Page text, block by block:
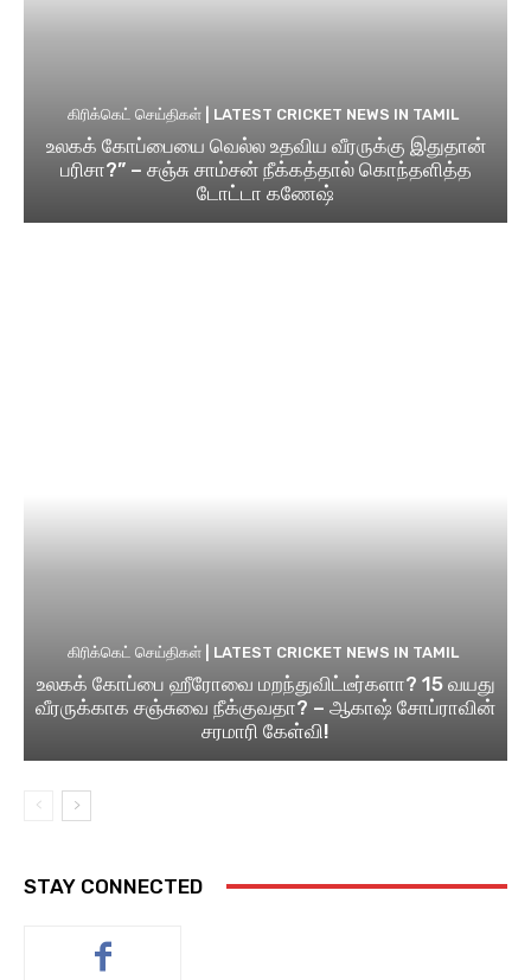
கிரிக்கெட் செய்திகள் | LATEST CRICKET NEWS IN TAMIL
உலகக் கோப்பையை வெல்ல உதவிய வீரருக்கு இதுதான்
பரிசா?” – சஞ்சு சாம்சன் நீக்கத்தால் கொந்தளித்த
டோட்டா கணேஷ்
கிரிக்கெட் செய்திகள் | LATEST CRICKET NEWS IN TAMIL
உலகக் கோப்பை ஹீரோவை மறந்துவிட்டீர்களா? 15 வயது
வீரருக்காக சஞ்சுவை நீக்குவதா? – ஆகாஷ் சோப்ராவின்
சரமாரி கேள்வி!
STAY CONNECTED